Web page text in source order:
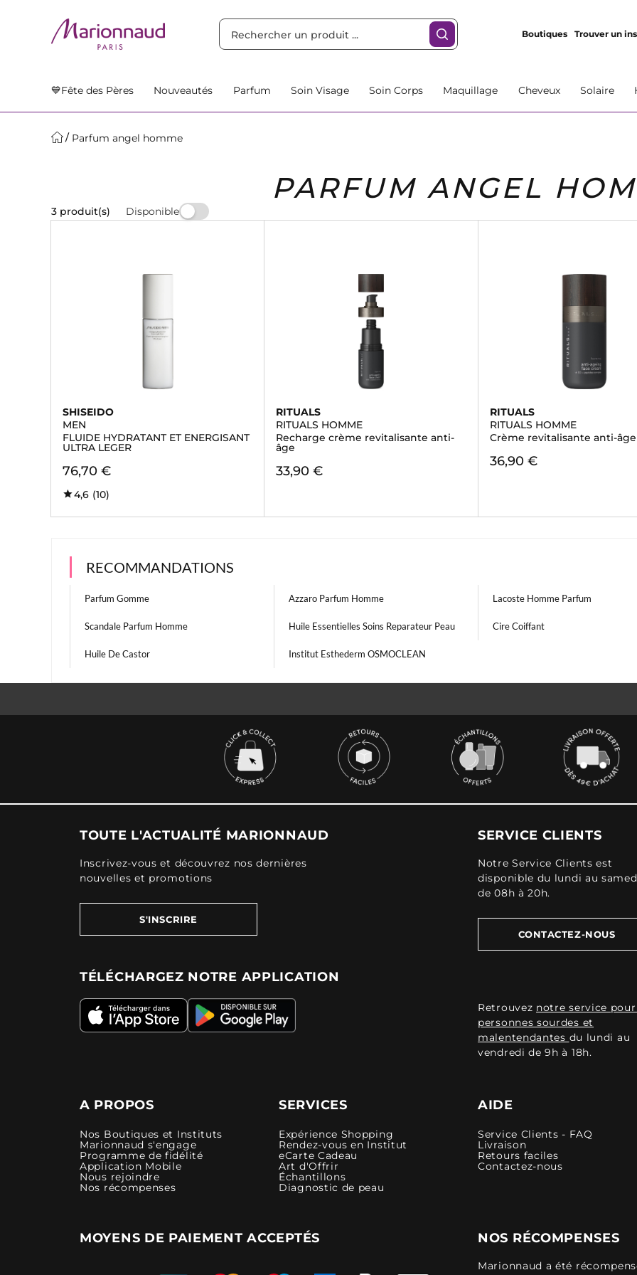
Boutiques Trouver un
💙Fête des Pères Nouveautés Parfum Soin Visage Soin Corps Maquillage Cheveux Solaire
Parfum angel homme
PARFUM ANGEL
3 produit(s) Disponible
SHISEIDO
MEN
FLUIDE HYDRATANT ET ENERGISANT
ULTRA LEGER
76,70 €
4,6 (10)
RITUALS
RITUALS HOMME
Recharge crème revitalisante anti-
âge
33,90 €
RITUALS
RITUALS HOMME
Crème revitalisante anti-âge
36,90 €
RECOMMANDATIONS
Parfum Gomme Azzaro Parfum Homme Lacoste Homme Parfum
Scandale Parfum Homme Huile Essentielles Soins Reparateur Peau Cire Coiffant
Huile De Castor Institut Esthederm OSMOCLEAN
TOUTE L'ACTUALITÉ MARIONNAUD
Inscrivez-vous et découvrez nos dernières
nouvelles et promotions
S'INSCRIRE
TÉLÉCHARGEZ NOTRE APPLICATION
SERVICE CLIENTS
Notre Service Clients est
disponible du lundi au
de 08h à 20h.
CONTACTEZ-NOUS
Retrouvez notre service
personnes sourdes et
malentendantes du lundi au
vendredi de 9h à 18h.
A PROPOS
Nos Boutiques et Instituts
Marionnaud s'engage
Programme de fidélité
Application Mobile
Nous rejoindre
Nos récompenses
SERVICES
Expérience Shopping
Rendez-vous en Institut
eCarte Cadeau
Art d'Offrir
Échantillons
Diagnostic de peau
AIDE
Service Clients - FAQ
Livraison
Retours faciles
Contactez-nous
MOYENS DE PAIEMENT ACCEPTÉS NOS RÉCOMPENSES
Marionnaud a été